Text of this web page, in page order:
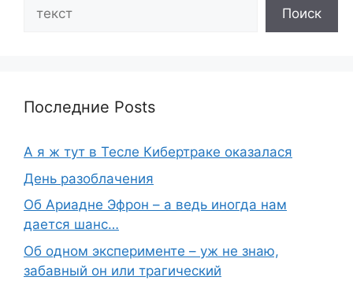
Поиск
Последние Posts
А я ж тут в Тесле Кибертраке оказалася
День разоблачения
Об Ариадне Эфрон – а ведь иногда нам
дается шанс…
Об одном эксперименте – уж не знаю,
забавный он или трагический